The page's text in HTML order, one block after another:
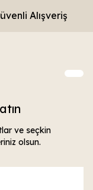
Alışveriş
ve seçkin
olsun.